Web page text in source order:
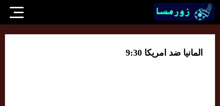
المانيا ضد امريكا 9:30